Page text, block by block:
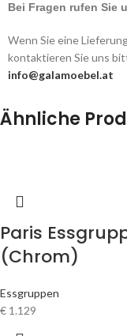
Bei Fragen rufen Sie
Wenn Sie eine
kontaktieren Sie uns
info@galamoebel.at
Ähnliche
Paris
(Chrom)
Essgruppen
€ 1.129